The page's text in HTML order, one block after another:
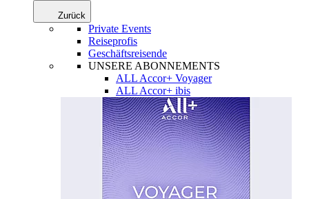
Zurück
Private Events
Reiseprofis
Geschäftsreisende
UNSERE ABONNEMENTS
ALL Accor+ Voyager
ALL Accor+ ibis